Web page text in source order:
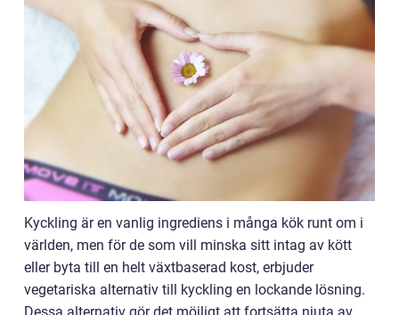
Kyckling är en vanlig ingrediens i många kök runt om i
världen, men för de som vill minska sitt intag av kött
eller byta till en helt växtbaserad kost, erbjuder
vegetariska alternativ till kyckling en lockande lösning.